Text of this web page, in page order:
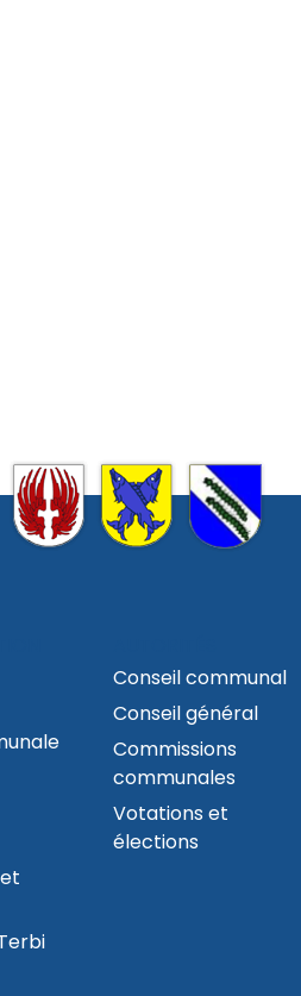
Conseil communal
Conseil général
Commissions
communales
Votations et
élections